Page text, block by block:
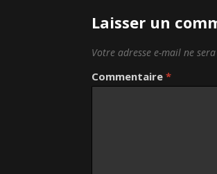
Laisser un
Votre adresse e-mail ne
Commentaire *